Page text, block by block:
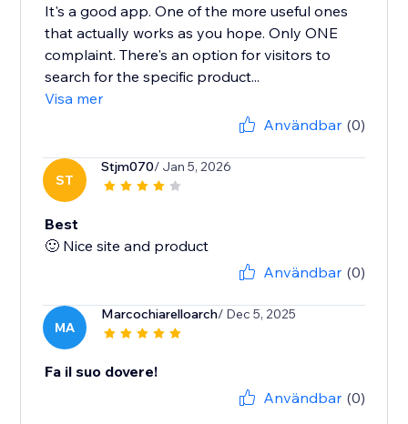
It's a good app. One of the more useful ones
that actually works as you hope. Only ONE
complaint. There's an option for visitors to
search for the specific product...
Visa mer
Användbar (0)
ST
Stjm070/ Jan 5, 2026
Best
🙂 Nice site and product
Användbar (0)
MA
Marcochiarelloarch/ Dec 5, 2025
Fa il suo dovere!
Användbar (0)